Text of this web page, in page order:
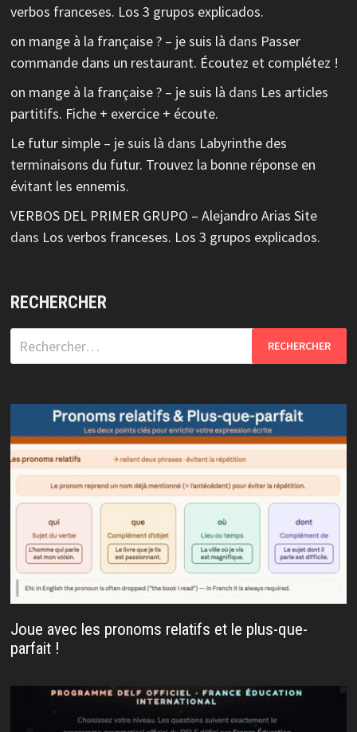
verbos franceses. Los 3 grupos explicados.
on mange à la française ? – je suis là dans Passer
commande dans un restaurant. Écoutez et complétez !
on mange à la française ? – je suis là dans Les articles
partitifs. Fiche + exercice + écoute.
Le futur simple – je suis là dans Labyrinthe des
terminaisons du futur. Trouvez la bonne réponse en
évitant les ennemis.
VERBOS DEL PRIMER GRUPO – Alejandro Arias Site
dans Los verbos franceses. Los 3 grupos explicados.
RECHERCHER
Rechercher :
Joue avec les pronoms relatifs et le plus-que-
parfait !